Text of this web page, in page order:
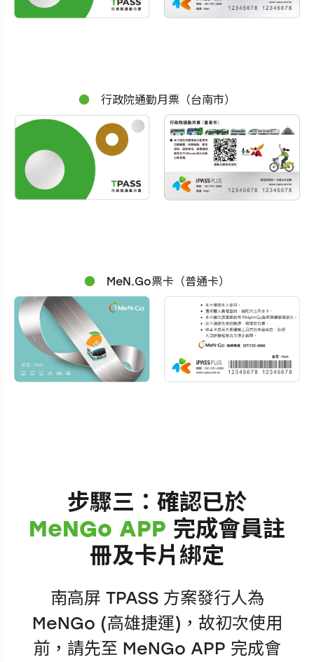
行政院通勤月票（台南市）
MeN.Go票卡（普通卡）
步驟三：確認已於
MeNGo APP 完成會員註
冊及卡片綁定
南高屏 TPASS 方案發行人為
MeNGo (高雄捷運)，故初次使用
前，請先至 MeNGo APP 完成會